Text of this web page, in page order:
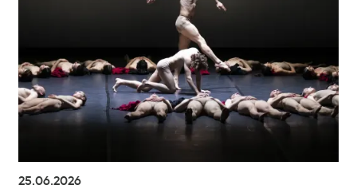
25.06.2026